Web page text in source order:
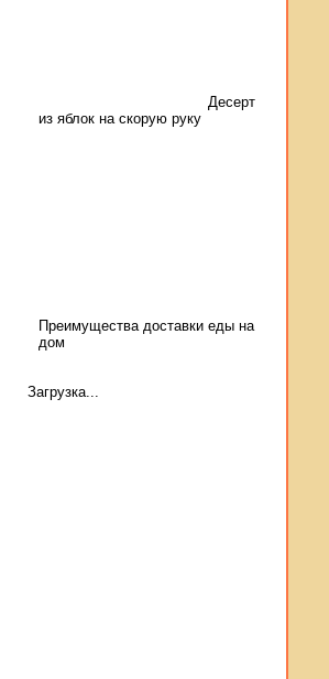
Десерт
из яблок на скорую руку
Преимущества доставки еды на
дом
Загрузка...